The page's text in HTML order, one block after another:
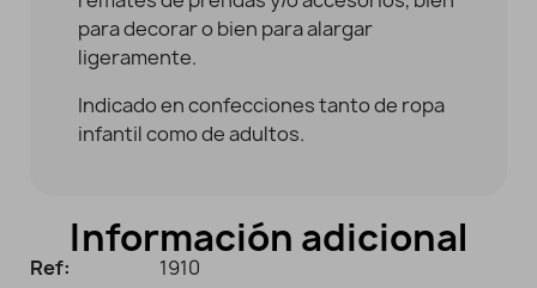
para decorar o bien para alargar
ligeramente.
Indicado en confecciones tanto de ropa
infantil como de adultos.
Información adicional
Ref:
1910